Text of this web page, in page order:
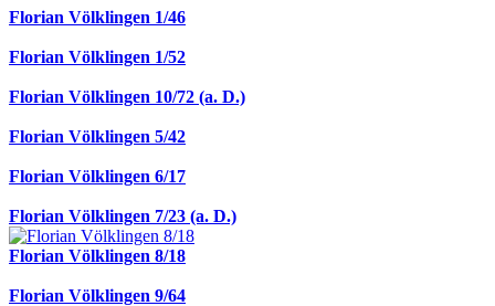
Florian Völklingen 1/46
Florian Völklingen 1/52
Florian Völklingen 10/72 (a. D.)
Florian Völklingen 5/42
Florian Völklingen 6/17
Florian Völklingen 7/23 (a. D.)
Florian Völklingen 8/18
Florian Völklingen 9/64